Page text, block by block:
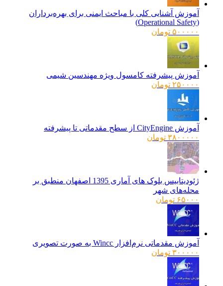
آموزش آشنایی کلی با مباحث ایمنی برای بهره‌برداران
۵۰۰۰۰۰ تومان
آموزش پیشرفته کامسول ویژه مهندسین شیمی
۲۵۰۰۰۰ تومان
آموزش CityEngine از سطح مقدماتی تا پیشرفته
۳۸۰۰۰۰۰ تومان
ژئودیتابیس بلوک های آماری 1395 اصفهان منطبق بر
محله‌های شهر
۶۵۰۰۰ تومان
آموزش مقدماتی نرم‌افزار Wincc به صورت تصویری
۳۰۰۰۰۰ تومان